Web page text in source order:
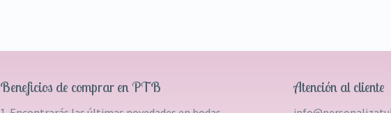
Beneficios de comprar en PTB Atención al cliente